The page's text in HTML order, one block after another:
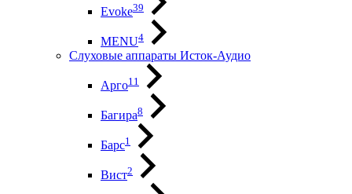
Evoke39
MENU4
Слуховые аппараты Исток-Аудио
Арго11
Багира8
Барс1
Вист2